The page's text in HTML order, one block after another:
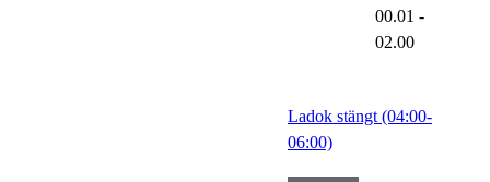
00.01 -
02.00
Ladok stängt (04:00-
06:00)